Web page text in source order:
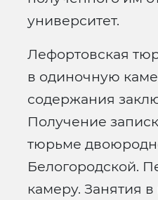
университет.
Лефортовская
в одиночную
содержания
Получение
тюрьме
Белогородской.
камеру. Занятия